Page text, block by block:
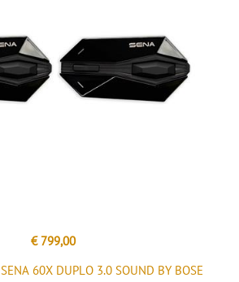
€ 799,00
60X DUPLO 3.0 SOUND BY BOSE